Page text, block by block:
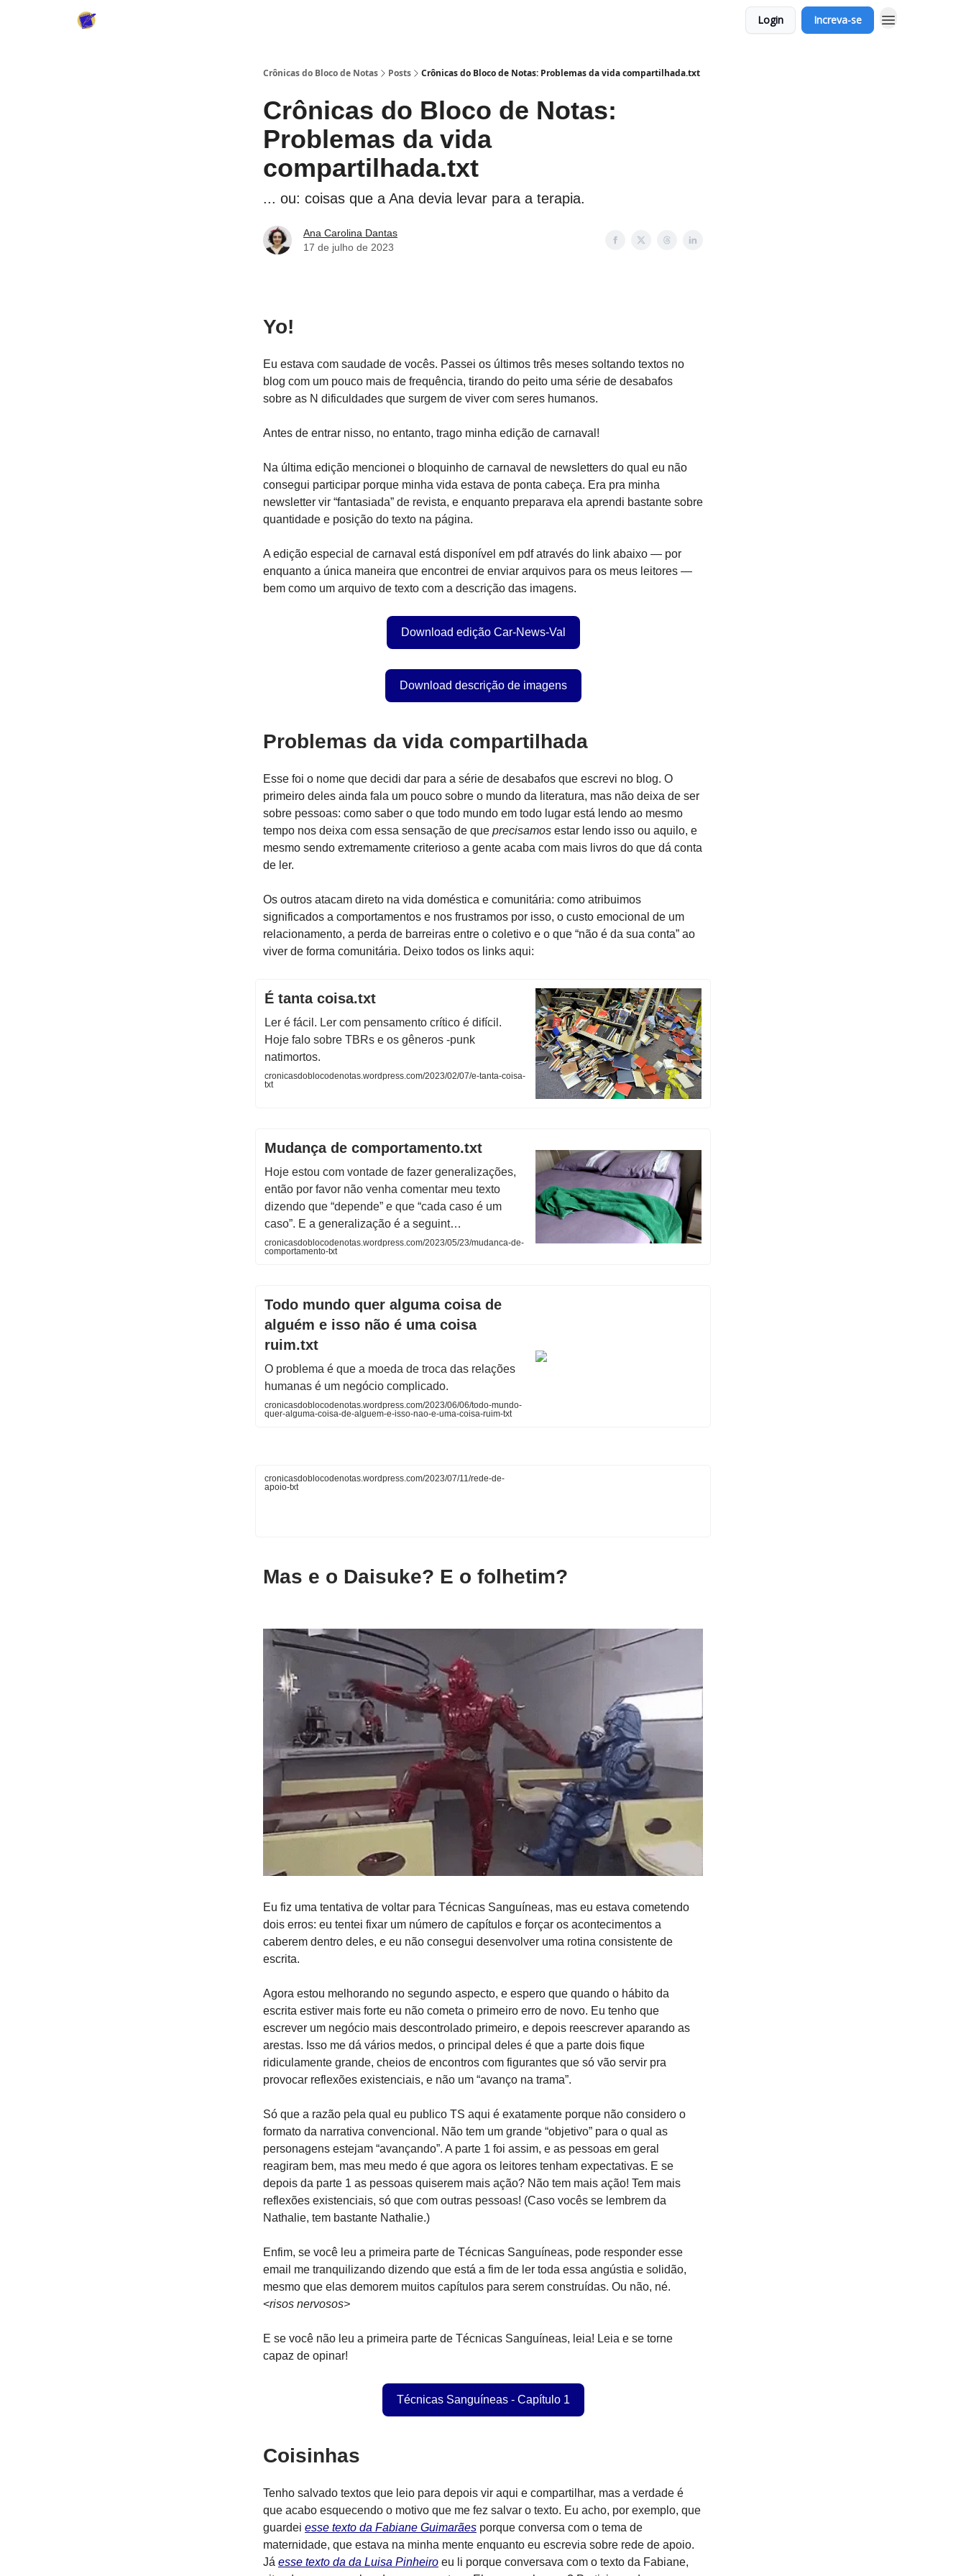
Login Increva-se
Crônicas do Bloco de Notas Posts Crônicas do Bloco de Notas: Problemas da vida compartilhada.txt
Crônicas do Bloco de Notas:
Problemas da vida
compartilhada.txt
... ou: coisas que a Ana devia levar para a terapia.
Ana Carolina Dantas
17 de julho de 2023
Yo!
Eu estava com saudade de vocês. Passei os últimos três meses soltando textos no
blog com um pouco mais de frequência, tirando do peito uma série de desabafos
sobre as N dificuldades que surgem de viver com seres humanos.
Antes de entrar nisso, no entanto, trago minha edição de carnaval!
Na última edição mencionei o bloquinho de carnaval de newsletters do qual eu não
consegui participar porque minha vida estava de ponta cabeça. Era pra minha
newsletter vir “fantasiada” de revista, e enquanto preparava ela aprendi bastante sobre
quantidade e posição do texto na página.
A edição especial de carnaval está disponível em pdf através do link abaixo — por
enquanto a única maneira que encontrei de enviar arquivos para os meus leitores —
bem como um arquivo de texto com a descrição das imagens.
Download edição Car-News-Val
Download descrição de imagens
Problemas da vida compartilhada
Esse foi o nome que decidi dar para a série de desabafos que escrevi no blog. O
primeiro deles ainda fala um pouco sobre o mundo da literatura, mas não deixa de ser
sobre pessoas: como saber o que todo mundo em todo lugar está lendo ao mesmo
tempo nos deixa com essa sensação de que precisamos estar lendo isso ou aquilo, e
mesmo sendo extremamente criterioso a gente acaba com mais livros do que dá conta
de ler.
Os outros atacam direto na vida doméstica e comunitária: como atribuimos
significados a comportamentos e nos frustramos por isso, o custo emocional de um
relacionamento, a perda de barreiras entre o coletivo e o que “não é da sua conta” ao
viver de forma comunitária. Deixo todos os links aqui:
É tanta coisa.txt
Ler é fácil. Ler com pensamento crítico é difícil.
Hoje falo sobre TBRs e os gêneros -punk
natimortos.
cronicasdoblocodenotas.wordpress.com/2023/02/07/e-tanta-coisa-
txt
Mudança de comportamento.txt
Hoje estou com vontade de fazer generalizações,
então por favor não venha comentar meu texto
dizendo que “depende” e que “cada caso é um
caso”. E a generalização é a seguint…
cronicasdoblocodenotas.wordpress.com/2023/05/23/mudanca-de-
comportamento-txt
Todo mundo quer alguma coisa de
alguém e isso não é uma coisa
ruim.txt
O problema é que a moeda de troca das relações
humanas é um negócio complicado.
cronicasdoblocodenotas.wordpress.com/2023/06/06/todo-mundo-
quer-alguma-coisa-de-alguem-e-isso-nao-e-uma-coisa-ruim-txt
cronicasdoblocodenotas.wordpress.com/2023/07/11/rede-de-
apoio-txt
Mas e o Daisuke? E o folhetim?
Eu fiz uma tentativa de voltar para Técnicas Sanguíneas, mas eu estava cometendo
dois erros: eu tentei fixar um número de capítulos e forçar os acontecimentos a
caberem dentro deles, e eu não consegui desenvolver uma rotina consistente de
escrita.
Agora estou melhorando no segundo aspecto, e espero que quando o hábito da
escrita estiver mais forte eu não cometa o primeiro erro de novo. Eu tenho que
escrever um negócio mais descontrolado primeiro, e depois reescrever aparando as
arestas. Isso me dá vários medos, o principal deles é que a parte dois fique
ridiculamente grande, cheios de encontros com figurantes que só vão servir pra
provocar reflexões existenciais, e não um “avanço na trama”.
Só que a razão pela qual eu publico TS aqui é exatamente porque não considero o
formato da narrativa convencional. Não tem um grande “objetivo” para o qual as
personagens estejam “avançando”. A parte 1 foi assim, e as pessoas em geral
reagiram bem, mas meu medo é que agora os leitores tenham expectativas. E se
depois da parte 1 as pessoas quiserem mais ação? Não tem mais ação! Tem mais
reflexões existenciais, só que com outras pessoas! (Caso vocês se lembrem da
Nathalie, tem bastante Nathalie.)
Enfim, se você leu a primeira parte de Técnicas Sanguíneas, pode responder esse
email me tranquilizando dizendo que está a fim de ler toda essa angústia e solidão,
mesmo que elas demorem muitos capítulos para serem construídas. Ou não, né.
<risos nervosos>
E se você não leu a primeira parte de Técnicas Sanguíneas, leia! Leia e se torne
capaz de opinar!
Técnicas Sanguíneas - Capítulo 1
Coisinhas
Tenho salvado textos que leio para depois vir aqui e compartilhar, mas a verdade é
que acabo esquecendo o motivo que me fez salvar o texto. Eu acho, por exemplo, que
guardei esse texto da Fabiane Guimarães porque conversa com o tema de
maternidade, que estava na minha mente enquanto eu escrevia sobre rede de apoio.
Já esse texto da da Luisa Pinheiro eu li porque conversava com o texto da Fabiane,